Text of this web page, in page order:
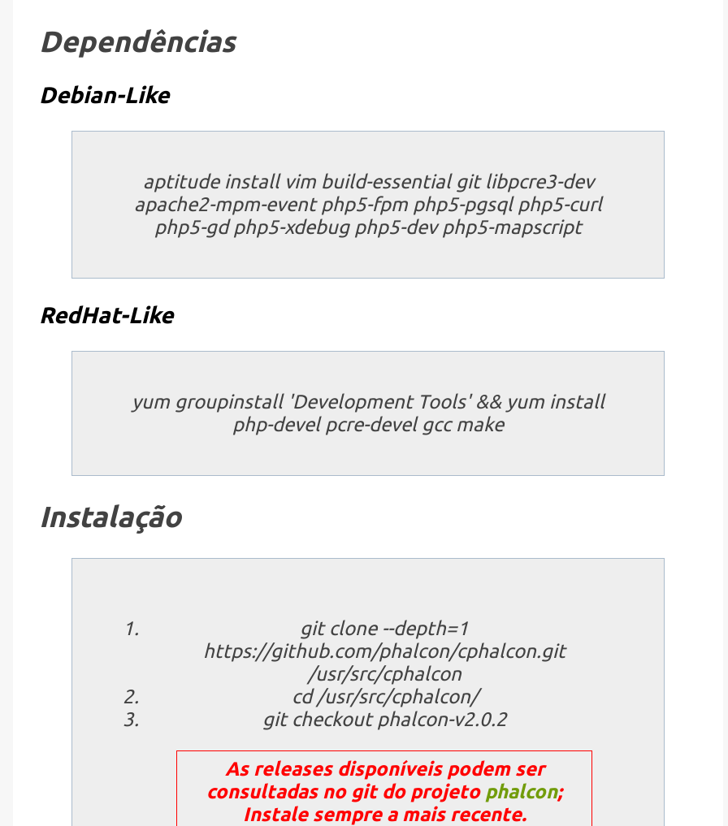
Dependências
Debian-Like
aptitude install vim build-essential git libpcre3-dev
apache2-mpm-event php5-fpm php5-pgsql php5-curl
php5-gd php5-xdebug php5-dev php5-mapscript
RedHat-Like
yum groupinstall 'Development Tools' && yum install
php-devel pcre-devel gcc make
Instalação
git clone --depth=1
https://github.com/phalcon/cphalcon.git
/usr/src/cphalcon
cd /usr/src/cphalcon/
git checkout phalcon-v2.0.2
As releases disponíveis podem ser
consultadas no git do projeto phalcon;
Instale sempre a mais recente.